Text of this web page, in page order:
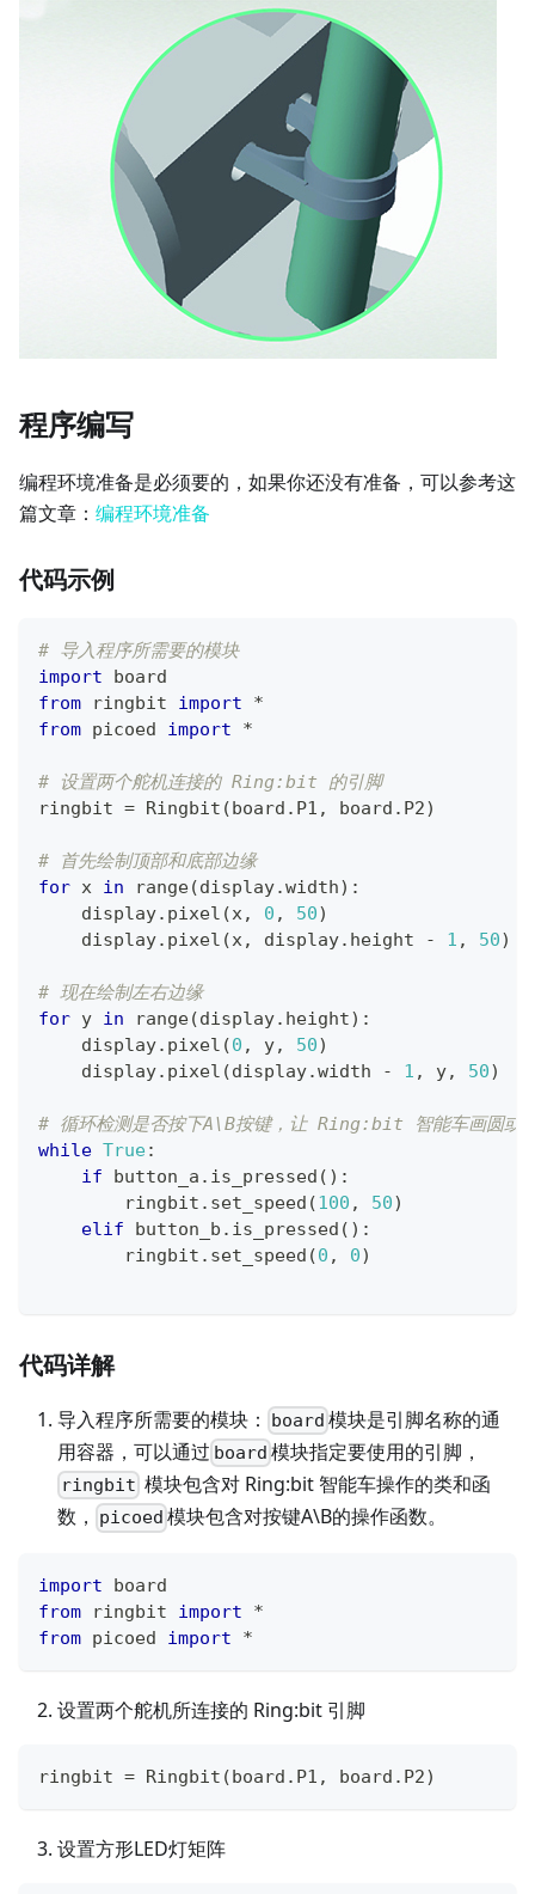
程序编写
编程环境准备是必须要的，如果你还没有准备，可以参考这
篇文章： 编程环境准备
代码示例
# 导入程序所需要的模块
import board
from ringbit import
*
from picoed import *
# 设置两个舵机连接的 Ring:bit 的引脚
ringbit = Ringbit (board . P1 , board . P2)
# 首先绘制顶部和底部边缘
for x in range(display.width) :
    display
. pixel (x, 0 , 50)
    display
. pixel (x, display. height - 1 , 50)
# 现在绘制左右边缘
for y in range(display. height) :
    display
. pixel (0 , y, 50)
    display
. pixel (display.width - 1 , y, 50)
# 循环检测是否按下A\B按键，让 Ring:bit 智能车画圆或
while True:
if button_a . is_pressed ( ) :
        ringbit
. set_speed (100 , 50)
elif button_b . is_pressed ( ) :
        ringbit
. set_speed (0 , 0)
代码详解
导入程序所需要的模块： board 模块是引脚名称的通
用容器，可以通过 board 模块指定要使用的引脚，
ringbit 模块包含对 Ring:bit 智能车操作的类和函
数，
picoed 模块包含对按键A\B的操作函数。
import board
from ringbit import
*
from picoed import *
设置两个舵机所连接的 Ring:bit 引脚
ringbit = Ringbit (board . P1 , board . P2)
设置方形LED灯矩阵